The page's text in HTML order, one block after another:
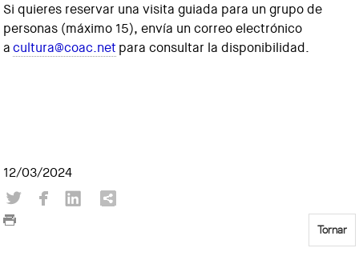
Si quieres reservar una visita guiada para un grupo de
personas (máximo 15), envía un correo electrónico
acultura@coac.net para consultar la disponibilidad.
12/03/2024
Tornar